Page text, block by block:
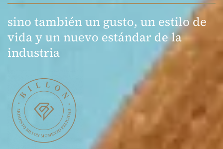
sino también un gusto, un estilo de
vida y un nuevo estándar de la
industria